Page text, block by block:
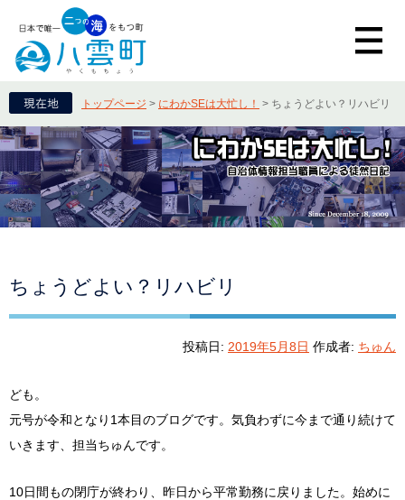
トップページ > にわかSEは大忙し！ > ちょうどよい？リハビリ
ちょうどよい？リハビリ
投稿日: 2019年5月8日 作成者: ちゅん
ども。
元号が令和となり1本目のブログです。気負わずに今まで通り続けて
いきます、担当ちゅんです。
10日間もの閉庁が終わり、昨日から平常勤務に戻りました。始めに